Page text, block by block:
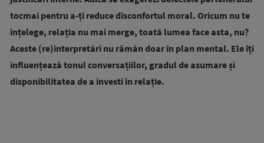
tocmai pentru a-ți reduce disconfortul moral. Oricum nu te
înțelege, relația nu mai merge, toată lumea face asta, nu?
Aceste (re)interpretări nu rămân doar în plan mental. Ele îți
influențează tonul conversațiilor, gradul de asumare și
disponibilitatea de a investi în relație.